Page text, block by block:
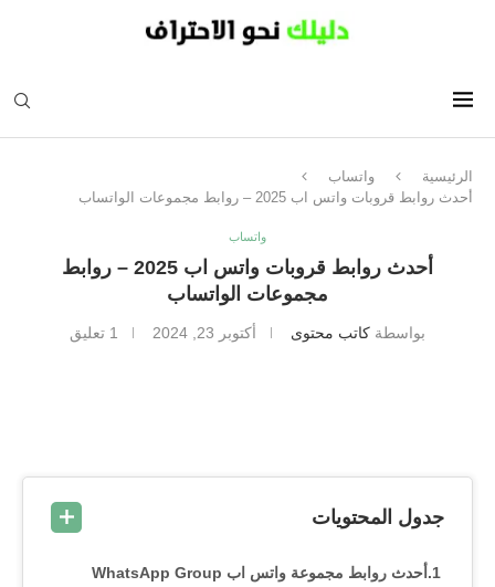
الرئيسية
واتساب
أحدث روابط قروبات واتس اب 2025 – روابط مجموعات الواتساب
واتساب
أحدث روابط قروبات واتس اب 2025 – روابط
مجموعات الواتساب
بواسطة كاتب محتوى أكتوبر 23, 2024 1 تعليق
جدول المحتويات
أحدث روابط مجموعة واتس اب WhatsApp Group